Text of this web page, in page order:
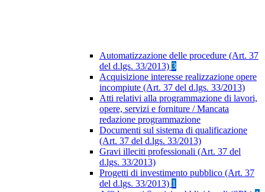
Automatizzazione delle procedure (Art. 37
del d.lgs. 33/2013) 3
Acquisizione interesse realizzazione opere
incompiute (Art. 37 del d.lgs. 33/2013)
Atti relativi alla programmazione di lavori,
opere, servizi e forniture / Mancata
redazione programmazione
Documenti sul sistema di qualificazione
(Art. 37 del d.lgs. 33/2013)
Gravi illeciti professionali (Art. 37 del
d.lgs. 33/2013)
Progetti di investimento pubblico (Art. 37
del d.lgs. 33/2013) 1